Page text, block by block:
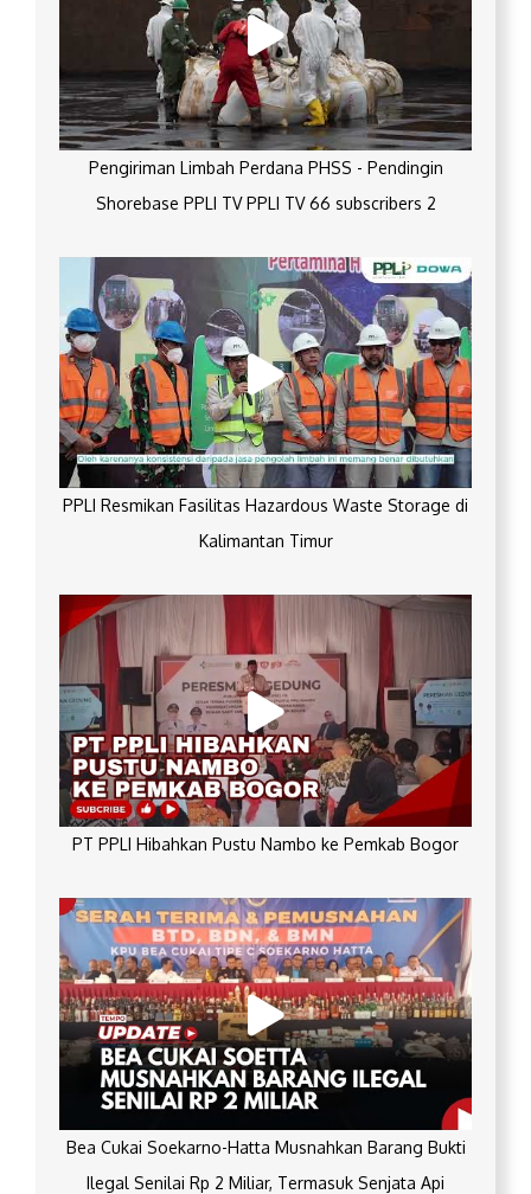
Pengiriman Limbah Perdana PHSS - Pendingin
Shorebase PPLI TV PPLI TV 66 subscribers 2
PPLI Resmikan Fasilitas Hazardous Waste Storage di
Kalimantan Timur
PT PPLI Hibahkan Pustu Nambo ke Pemkab Bogor
Bea Cukai Soekarno-Hatta Musnahkan Barang Bukti
Ilegal Senilai Rp 2 Miliar, Termasuk Senjata Api